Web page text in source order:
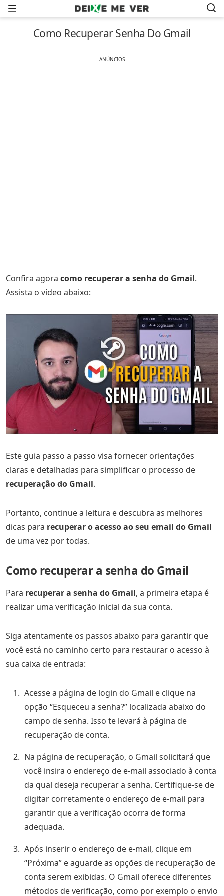
Menu
Como Recuperar Senha Do Gmail
ANÚNCIOS
Confira agora como recuperar a senha do Gmail.
Assista o vídeo abaixo:
Este guia passo a passo visa fornecer orientações
claras e detalhadas para simplificar o processo de
recuperação do Gmail.
Portanto, continue a leitura e descubra as melhores
dicas para recuperar o acesso ao seu email do Gmail
de uma vez por todas.
Como recuperar a senha do Gmail
Para recuperar a senha do Gmail, a primeira etapa é
realizar uma verificação inicial da sua conta.
Siga atentamente os passos abaixo para garantir que
você está no caminho certo para restaurar o acesso à
sua caixa de entrada:
Acesse a página de login do Gmail e clique na
opção “Esqueceu a senha?” localizada abaixo do
campo de senha. Isso te levará à página de
recuperação de conta.
Na página de recuperação, o Gmail solicitará que
você insira o endereço de e-mail associado à conta
da qual deseja recuperar a senha. Certifique-se de
digitar corretamente o endereço de e-mail para
garantir que a verificação ocorra de forma
adequada.
Após inserir o endereço de e-mail, clique em
“Próxima” e aguarde as opções de recuperação de
conta serem exibidas. O Gmail oferece diferentes
métodos de verificação, como por exemplo o envio